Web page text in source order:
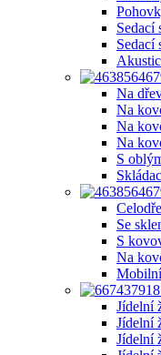
Sedací
Sedací
Na
Na
Na
Na
S
Se
S
Na
Mobilní
Jídelní
Jídelní
Jídelní